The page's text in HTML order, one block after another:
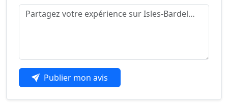
Publier mon avis